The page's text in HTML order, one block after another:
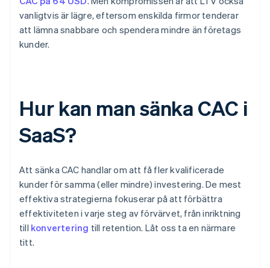
vanligtvis är lägre, eftersom enskilda firmor tenderar
att lämna snabbare och spendera mindre än företags
kunder.
Hur kan man sänka CAC i
SaaS?
Att sänka CAC handlar om att få fler kvalificerade
kunder för samma (eller mindre) investering. De mest
effektiva strategierna fokuserar på att förbättra
effektiviteten i varje steg av förvärvet, från inriktning
till konvertering till retention. Låt oss ta en närmare
titt.